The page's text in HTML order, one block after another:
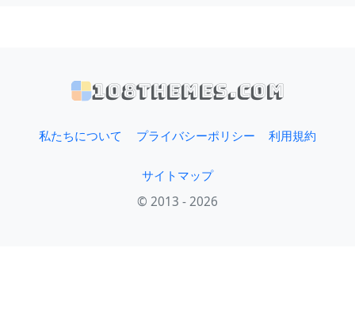
108themes.com
私たちについて プライバシーポリシー 利用規約
サイトマップ
© 2013 - 2026